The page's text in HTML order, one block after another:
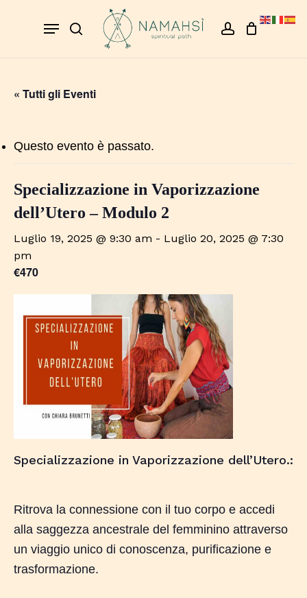
search account
Menu
Cart
« Tutti gli Eventi
Questo evento è passato.
Specializzazione in Vaporizzazione
dell’Utero – Modulo 2
Luglio 19, 2025 @ 9:30 am - Luglio 20, 2025 @ 7:30
pm
€470
Specializzazione in Vaporizzazione dell’Utero.:
Ritrova la connessione con il tuo corpo e accedi
alla saggezza ancestrale del femminino attraverso
un viaggio unico di conoscenza, purificazione e
trasformazione.